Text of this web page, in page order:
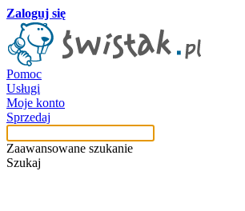
Zaloguj się
Pomoc
Usługi
Moje konto
Sprzedaj
Zaawansowane szukanie
Szukaj